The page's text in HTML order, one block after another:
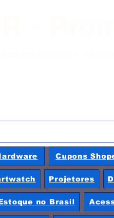
-
Cupons
Projetores
no Brasil